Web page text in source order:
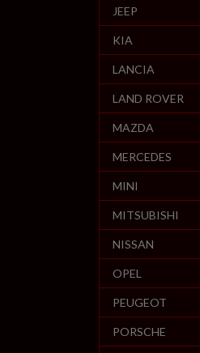
JEEP
KIA
LANCIA
LAND ROVER
MAZDA
MERCEDES
MINI
MITSUBISHI
NISSAN
OPEL
PEUGEOT
PORSCHE